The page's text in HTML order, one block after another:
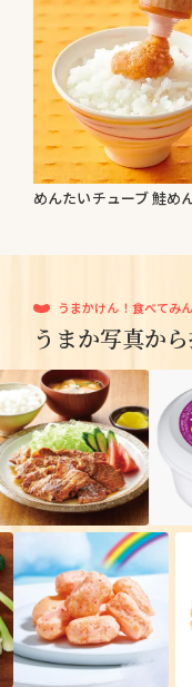
めんたいチューブ 鮭め
うまかけん！食べてみ
うまか写真か